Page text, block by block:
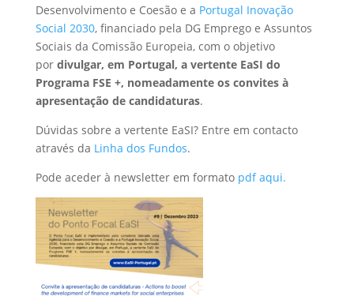
Desenvolvimento e Coesão e a Portugal Inovação
Social 2030, financiado pela DG Emprego e Assuntos
Sociais da Comissão Europeia, com o objetivo
por divulgar, em Portugal, a vertente EaSI do
Programa FSE +, nomeadamente os convites à
apresentação de candidaturas.
Dúvidas sobre a vertente EaSI? Entre em contacto
através da Linha dos Fundos.
Pode aceder à newsletter em formato pdf aqui.